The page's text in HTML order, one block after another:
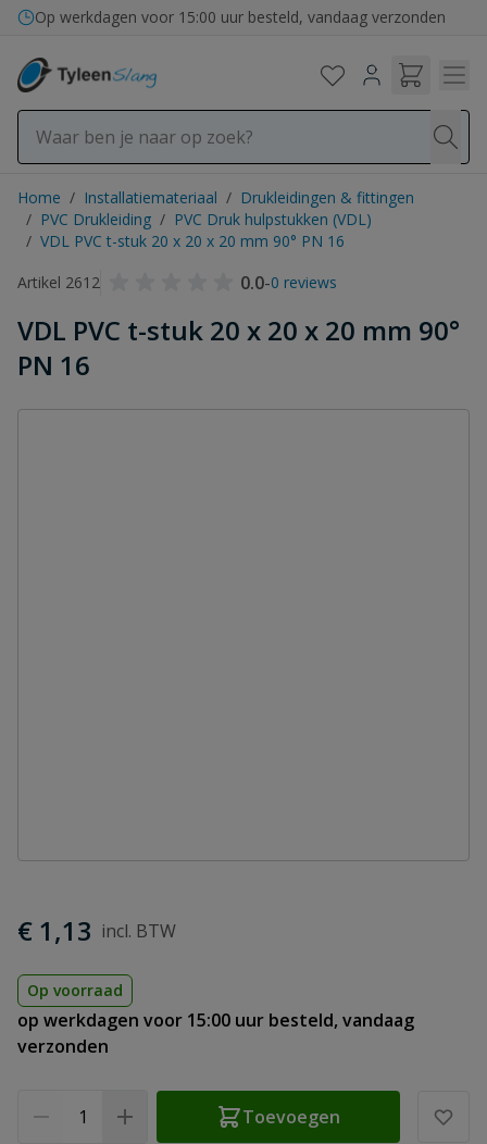
Ga naar de inhoud
Bezorging in binnen- en buitenland
Op werkdagen voor 15:00 uur besteld, vandaag verzonden
Home / Installatiemateriaal / Drukleidingen & fittingen
/ PVC Drukleiding / PVC Druk hulpstukken (VDL)
/ VDL PVC t-stuk 20 x 20 x 20 mm 90° PN 16
Artikel 2612
0.0-0 reviews
VDL PVC t-stuk 20 x 20 x 20 mm 90°
PN 16
€ 1,13
Op voorraad
op werkdagen voor 15:00 uur besteld, vandaag
verzonden
Toevoegen